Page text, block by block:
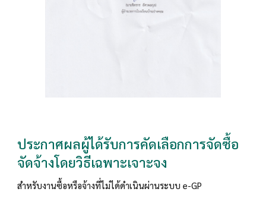
ประกาศผลผู้ได้รับการคัดเลือกการจัดซื้อ
จัดจ้างโดยวิธีเฉพาะเจาะจง
สำหรับงานซื้อหรือจ้างที่ไม่ได้ดำเนินผ่านระบบ e-GP